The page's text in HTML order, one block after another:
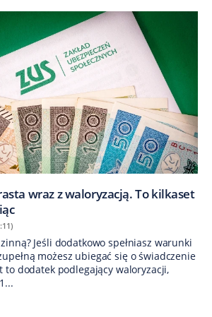
wraz z waloryzacją. To kilkaset
Jeśli dodatkowo spełniasz warunki
możesz ubiegać się o świadczenie
to dodatek podlegający waloryzacji,